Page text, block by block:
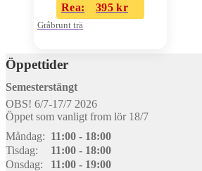
Rea: 395kr
Gråbrunt trä
Öppettider
Semesterstängt
OBS! 6/7-17/7 2026
Öppet som vanligt from lör 18/7
Måndag: 11:00 - 18:00
Tisdag:
11:00 - 18:00
Onsdag:
11:00 - 19:00